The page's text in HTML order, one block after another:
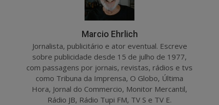
Marcio Ehrlich
Jornalista, publicitário e ator eventual. Escreve
sobre publicidade desde 15 de julho de 1977,
com passagens por jornais, revistas, rádios e tvs
como Tribuna da Imprensa, O Globo, Última
Hora, Jornal do Commercio, Monitor Mercantil,
Rádio JB, Rádio Tupi FM, TV S e TV E.